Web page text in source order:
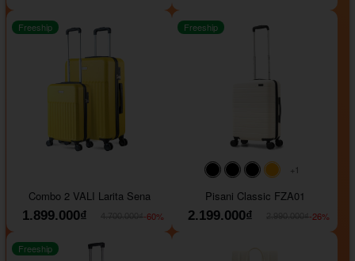
Freeship
Combo 2 VALI Larita Sena
1.899.000₫
-60%
#000000#000000
#000000
#ffa500
+1
Freeship
Pisani Classic FZA01
2.199.000₫
-26%
Freeship